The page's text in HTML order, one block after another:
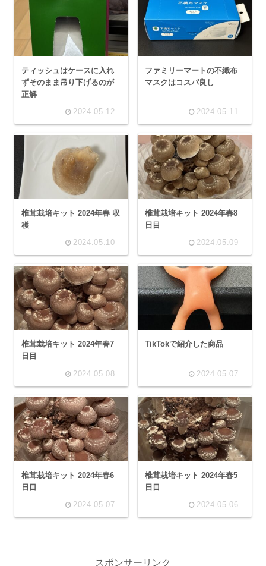
ティッシュはケースに入れ
ずそのまま吊り下げるのが
正解
2024.05.12
ファミリーマートの不織布
マスクはコスパ良し
2024.05.11
椎茸栽培キット 2024年春 収
穫
2024.05.10
椎茸栽培キット 2024年春8
日目
2024.05.09
椎茸栽培キット 2024年春7
日目
2024.05.08
TikTokで紹介した商品
2024.05.07
椎茸栽培キット 2024年春6
日目
2024.05.07
椎茸栽培キット 2024年春5
日目
2024.05.06
スポンサーリンク